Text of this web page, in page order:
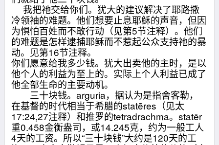
我把祂交给你们。犹大的建议解决了耶路撒
冷领袖的难题。他们想要止息耶稣的声音，但因
为惧怕百姓而不敢行动（见第5节注释）。他们
的难题是怎样逮捕耶稣而不惹起公众支持祂的暴
动。见第16节注释。
你们愿意给我多少钱。犹大出卖他的主时，是以
他个人的利益为至上的。实际上个人利益已成了
他全部生命的主要动机。
三十块钱。arguria，据认为是指舍客勒，
在基督的时代相当于希腊的statēres（见太
17:24,27注释）和推罗的tetradrachma。statēr
重0.458金衡盎司，或14.245克，约为一般工人
4天的工资。所以“三十块钱”大约是120天的工